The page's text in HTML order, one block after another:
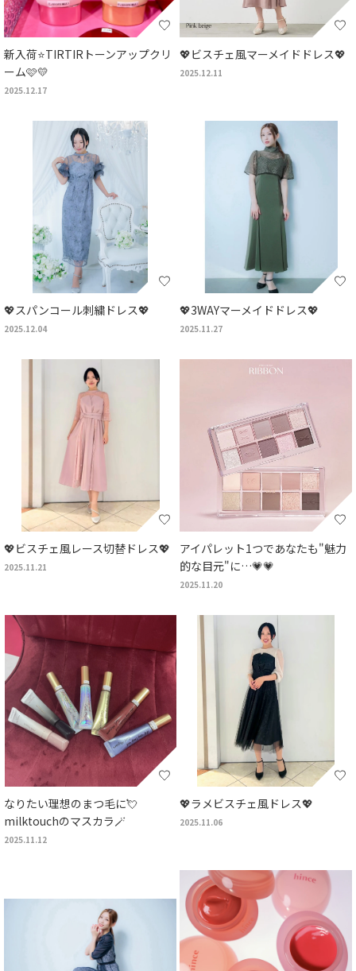
新入荷⭐TIRTIRトーンアップクリ
ーム🩷💛
2025.12.17
💖ビスチェ風マーメイドドレス💖
2025.12.11
💖スパンコール刺繍ドレス💖
2025.12.04
💖3WAYマーメイドドレス💖
2025.11.27
💖ビスチェ風レース切替ドレス💖
2025.11.21
アイパレット1つであなたも"魅力
的な目元"に…💗💗
2025.11.20
なりたい理想のまつ毛に💘
milktouchのマスカラ🪄
2025.11.12
💖ラメビスチェ風ドレス💖
2025.11.06